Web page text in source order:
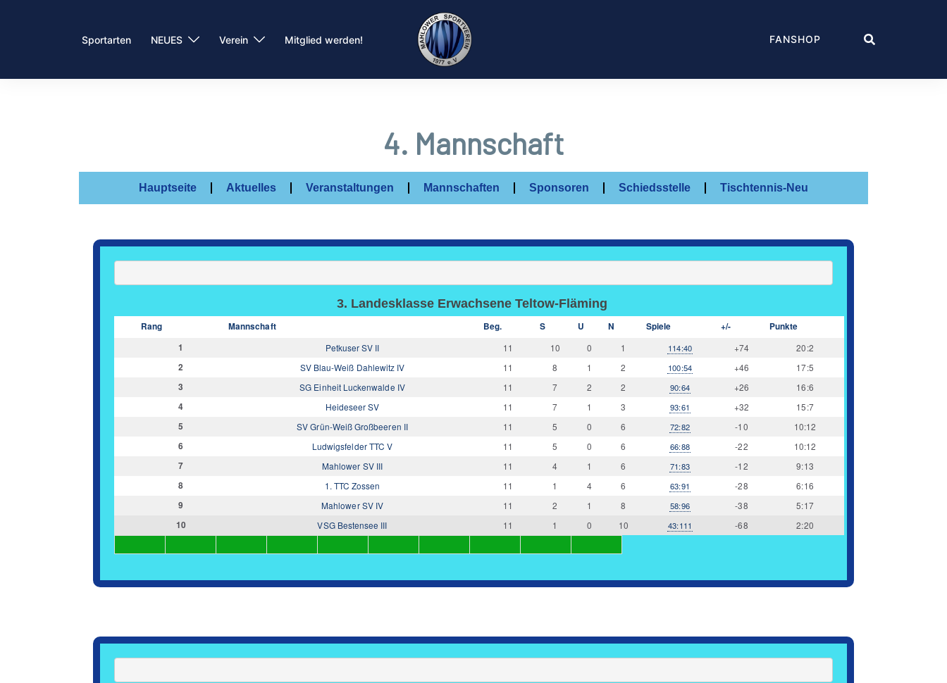
Sportarten NEUES Verein Mitglied werden! FANSHOP
4. Mannschaft
Hauptseite Aktuelles Veranstaltungen Mannschaften Sponsoren Schiedsstelle Tischtennis-Neu
3. Landesklasse Erwachsene Teltow-Fläming
Rang Mannschaft Beg. S U N Spiele +/-
Punkte
1
Petkuser SV II 11 10 0 1 114:40 +74
20:2
2
SV Blau-Weiß Dahlewitz IV 11 8 1 2 100:54 +46
17:5
3
SG Einheit Luckenwalde IV 11 7 2 2 90:64 +26
16:6
4
Heideseer SV 11 7 1 3 93:61 +32
15:7
5
SV Grün-Weiß Großbeeren II 11 5 0 6 72:82 -10
10:12
6
Ludwigsfelder TTC V 11 5 0 6 66:88 -22
10:12
7
Mahlower SV III 11 4 1 6 71:83 -12
9:13
8
1. TTC Zossen 11 1 4 6 63:91 -28
6:16
9
Mahlower SV IV 11 2 1 8 58:96 -38
5:17
10
VSG Bestensee III 11 1 0 10 43:111 -68 2:20